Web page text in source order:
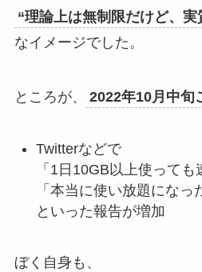
“理論上は無制限だけど、実
なイメージでした。
ところが、 2022年10月中旬
Twitterなどで
「1日10GB以上使っても
「本当に使い放題になっ
といった報告が増加
ぼく自身も、